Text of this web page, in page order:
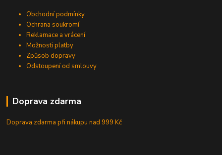
Obchodní podmínky
Ochrana soukromí
Reklamace a vrácení
Možnosti platby
Způsob dopravy
Odstoupení od smlouvy
Doprava zdarma
Doprava zdarma při nákupunad 999 Kč